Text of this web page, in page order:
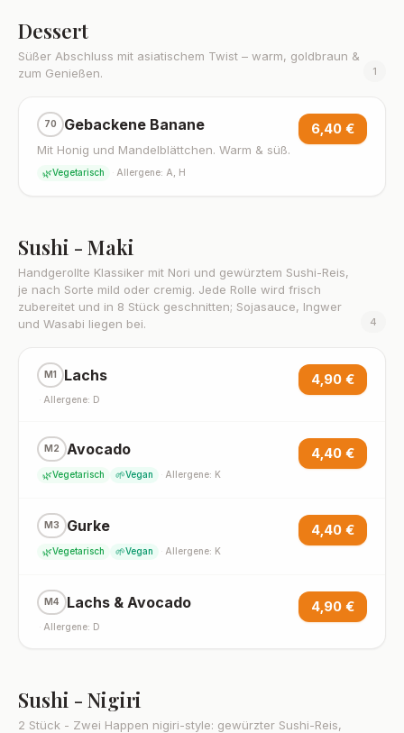
Dessert
Süßer Abschluss mit asiatischem Twist – warm, goldbraun &
zum Genießen.
1
70 Gebackene Banane
Mit Honig und Mandelblättchen. Warm & süß.
🌿Vegetarisch · Allergene: A, H
6,40 €
Sushi - Maki
Handgerollte Klassiker mit Nori und gewürztem Sushi-Reis,
je nach Sorte mild oder cremig. Jede Rolle wird frisch
zubereitet und in 8 Stück geschnitten; Sojasauce, Ingwer
und Wasabi liegen bei.
4
M1 Lachs
· Allergene: D
4,90 €
M2 Avocado
🌿Vegetarisch 🌱Vegan · Allergene: K
4,40 €
M3 Gurke
🌿Vegetarisch 🌱Vegan · Allergene: K
4,40 €
M4 Lachs & Avocado
· Allergene: D
4,90 €
Sushi - Nigiri
2 Stück - Zwei Happen nigiri-style: gewürzter Sushi-Reis,